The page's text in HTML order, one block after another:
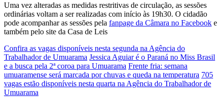
Uma vez alteradas as medidas restritivas de circulação, as sessões
ordinárias voltam a ser realizadas com início às 19h30. O cidadão
pode acompanhar as sessões pela fanpage da Câmara no Facebook e
também pelo site da Casa de Leis
Confira as vagas disponíveis nesta segunda na Agência do
Trabalhador de Umuarama Jessica Aguiar é o Paraná no Miss Brasil
e a busca pela 2ª coroa para Umuarama Frente fria: semana
umuaramense será marcada por chuvas e queda na temperatura 705
vagas estão disponíveis nesta quarta na Agência do Trabalhador de
Umuarama